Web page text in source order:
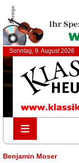
Anzeige
Sonntag, 9. August 2026
≡
≡
Benjamin Moser